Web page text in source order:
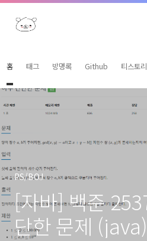
본문 바로가기
홈 태그 방명록 Github 티스토
PS/BOJ
[자바] 백준
단한 문제 (java)